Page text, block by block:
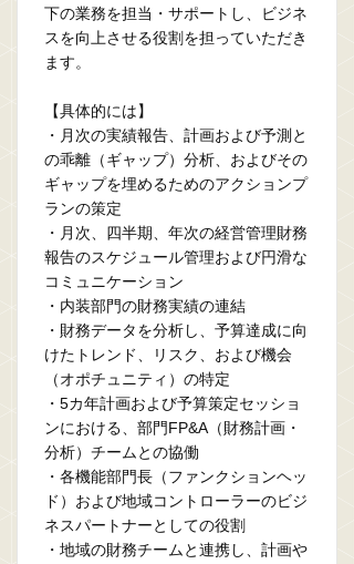
下の業務を担当・サポートし、ビジネ
スを向上させる役割を担っていただき
ます。
【具体的には】
・月次の実績報告、計画および予測と
の乖離（ギャップ）分析、およびその
ギャップを埋めるためのアクションプ
ランの策定
・月次、四半期、年次の経営管理財務
報告のスケジュール管理および円滑な
コミュニケーション
・内装部門の財務実績の連結
・財務データを分析し、予算達成に向
けたトレンド、リスク、および機会
（オポチュニティ）の特定
・5カ年計画および予算策定セッショ
ンにおける、部門FP&A（財務計画・
分析）チームとの協働
・各機能部門長（ファンクションヘッ
ド）および地域コントローラーのビジ
ネスパートナーとしての役割
・地域の財務チームと連携し、計画や